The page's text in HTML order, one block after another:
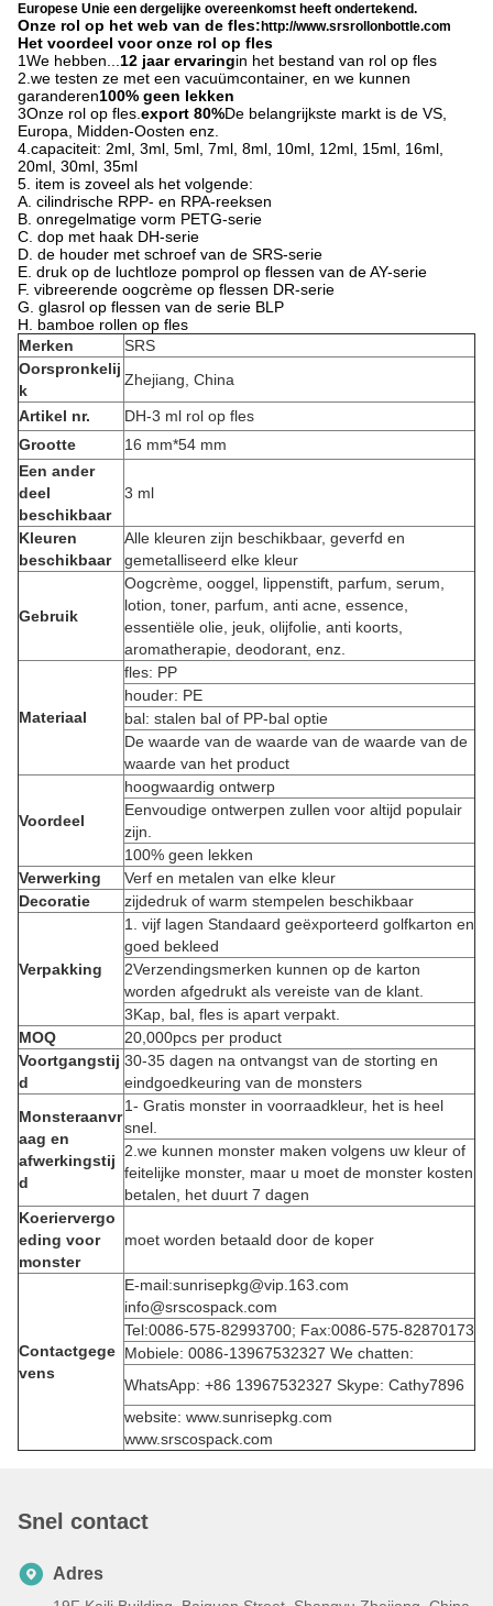
Europese Unie een dergelijke overeenkomst heeft ondertekend.
Onze rol op het web van de fles: http://www.srsrollonbottle.com
Het voordeel voor onze rol op fles
1We hebben... 12 jaar ervaringin het bestand van rol op fles
2.we testen ze met een vacuümcontainer, en we kunnen
garanderen100% geen lekken
3Onze rol op fles. export 80%De belangrijkste markt is de VS,
Europa, Midden-Oosten enz.
4.capaciteit: 2ml, 3ml, 5ml, 7ml, 8ml, 10ml, 12ml, 15ml, 16ml,
20ml, 30ml, 35ml
5. item is zoveel als het volgende:
A. cilindrische RPP- en RPA-reeksen
B. onregelmatige vorm PETG-serie
C. dop met haak DH-serie
D. de houder met schroef van de SRS-serie
E. druk op de luchtloze pomprol op flessen van de AY-serie
F. vibreerende oogcrème op flessen DR-serie
G. glasrol op flessen van de serie BLP
H. bamboe rollen op fles
Merken
SRS
Oorspronkelij
k
Zhejiang, China
Artikel nr.
DH-3 ml rol op fles
Grootte
16 mm*54 mm
Een ander
deel
beschikbaar
3 ml
Kleuren
beschikbaar
Alle kleuren zijn beschikbaar, geverfd en
gemetalliseerd elke kleur
Gebruik
Oogcrème, ooggel, lippenstift, parfum, serum,
lotion, toner, parfum, anti acne, essence,
essentiële olie, jeuk, olijfolie, anti koorts,
aromatherapie, deodorant, enz.
Materiaal
fles: PP
houder: PE
bal: stalen bal of PP-bal optie
De waarde van de waarde van de waarde van de
waarde van het product
Voordeel
hoogwaardig ontwerp
Eenvoudige ontwerpen zullen voor altijd populair
zijn.
100% geen lekken
Verwerking
Verf en metalen van elke kleur
Decoratie
zijdedruk of warm stempelen beschikbaar
Verpakking
1. vijf lagen Standaard geëxporteerd golfkarton en
goed bekleed
2Verzendingsmerken kunnen op de karton
worden afgedrukt als vereiste van de klant.
3Kap, bal, fles is apart verpakt.
MOQ
20,000pcs per product
Voortgangstij
d
30-35 dagen na ontvangst van de storting en
eindgoedkeuring van de monsters
Monsteraanvr
aag en
afwerkingstij
d
1- Gratis monster in voorraadkleur, het is heel
snel.
2.we kunnen monster maken volgens uw kleur of
feitelijke monster, maar u moet de monster kosten
betalen, het duurt 7 dagen
Koeriervergo
eding voor
monster
moet worden betaald door de koper
Contactgege
vens
E-mail:sunrisepkg@vip.163.com
info@srscospack.com
Tel:0086-575-82993700; Fax:0086-575-82870173
Mobiele: 0086-13967532327 We chatten:
WhatsApp: +86 13967532327 Skype: Cathy7896
website: www.sunrisepkg.com
www.srscospack.com
Snel contact
Adres